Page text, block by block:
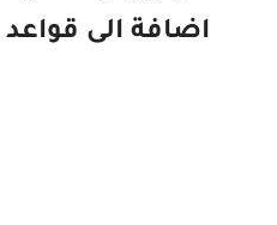
اضافة الى قواعد